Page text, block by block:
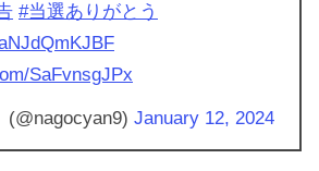
#当選ありがとう
SaFvnsgJPx
January 12, 2024